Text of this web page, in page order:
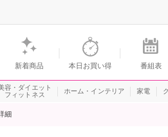
ショッピングのショップチャンネル
新着商品 本日お買い得 番組表
容・ダイエット
フィットネス
ホーム・インテリア 家電
細